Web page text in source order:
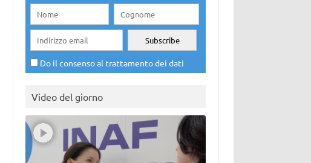
Do il consenso al trattamento dei dati
Video del giorno